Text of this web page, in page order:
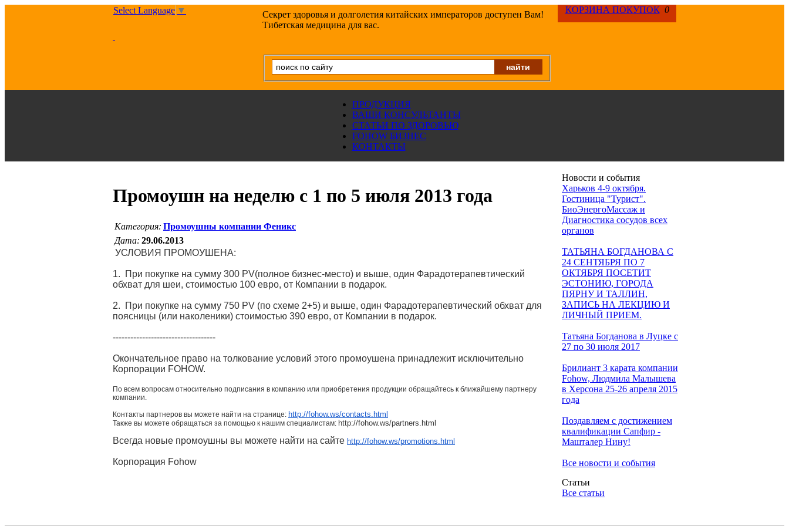
Select Language ▼
Секрет здоровья и долголетия китайских императоров доступен Вам!
Тибетская медицина для вас.
КОРЗИНА ПОКУПОК 0
ПРОДУКЦИЯ
ВАШИ КОНСУЛЬТАНТЫ
СТАТЬИ ПО ЗДОРОВЬЮ
FOHOW БИЗНЕС
КОНТАКТЫ
Промоушн на неделю с 1 по 5 июля 2013 года
Категория: Промоушны компании Феникс
Дата: 29.06.2013
УСЛОВИЯ ПРОМОУШЕНА:
1. При покупке на сумму 300 PV(полное бизнес-место) и выше, один Фарадотерапевтический
обхват для шеи, стоимостью 100 евро, от Компании в подарок.
2. При покупке на сумму 750 PV (по схеме 2+5) и выше, один Фарадотерапевтический обхват для
поясницы (или наколеники) стоимостью 390 евро, от Компании в подарок.
-----------------------------------
Окончательное право на толкование условий этого промоушена принадлежит исключительно
Корпорации FOHOW.
По всем вопросам относительно подписания в компанию или приобретения продукции обращайтесь к ближайшему партнеру
компании.
Контакты партнеров вы можете найти на странице: http://fohow.ws/contacts.html
Также вы можете обращаться за помощью к нашим специалистам: http://fohow.ws/partners.html
Всегда новые промоушны вы можете найти на сайте http://fohow.ws/promotions.html
Корпорация Fohow
Новости и события
Харьков 4-9 октября.
Гостиница "Турист".
БиоЭнергоМассаж и
Диагностика сосудов всех
органов
ТАТЬЯНА БОГДАНОВА С
24 СЕНТЯБРЯ ПО 7
ОКТЯБРЯ ПОСЕТИТ
ЭСТОНИЮ, ГОРОДА
ПЯРНУ И ТАЛЛИН,
ЗАПИСЬ НА ЛЕКЦИЮ И
ЛИЧНЫЙ ПРИЕМ.
Татьяна Богданова в Луцке с
27 по 30 июля 2017
Брилиант 3 карата компании
Fohow, Людмила Малышева
в Херсона 25-26 апреля 2015
года
Поздавляем с достижением
квалификации Сапфир -
Машталер Нину!
Все новости и события
Статьи
Все статьи